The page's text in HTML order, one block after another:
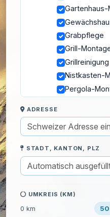
Gartenhaus-
Grabpflege
Grill-
Grillreinigung
Nistkasten-
Pergola-
Schaukel-
Blumen,
Blumen
Hochbeet
ADRESSE
STADT, KANTON, PLZ
UMKREIS (KM)
0 km 50